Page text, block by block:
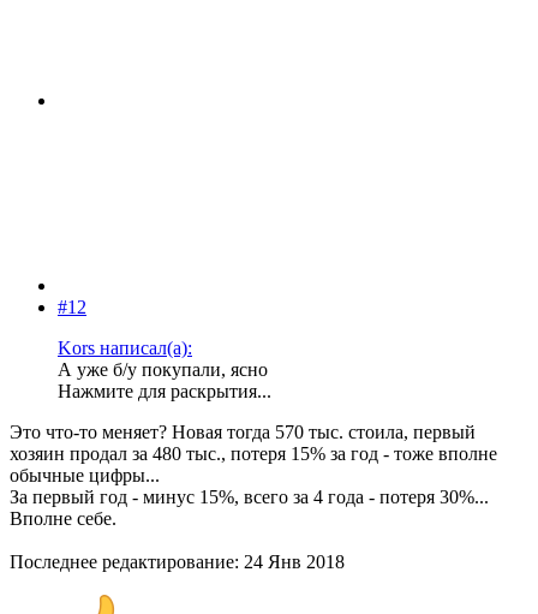
#12
Kors написал(а):
А уже б/у покупали, ясно
Нажмите для раскрытия...
Это что-то меняет? Новая тогда 570 тыс. стоила, первый
хозяин продал за 480 тыс., потеря 15% за год - тоже вполне
обычные цифры...
За первый год - минус 15%, всего за 4 года - потеря 30%...
Вполне себе.
Последнее редактирование: 24 Янв 2018